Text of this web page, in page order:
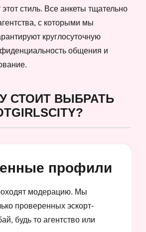
стиль. Все анкеты тщательно
с которыми мы
круглосуточную
общения и
СТОИТ ВЫБРАТЬ
профили
модерацию. Мы
проверенных эскорт-
будь то агентство или